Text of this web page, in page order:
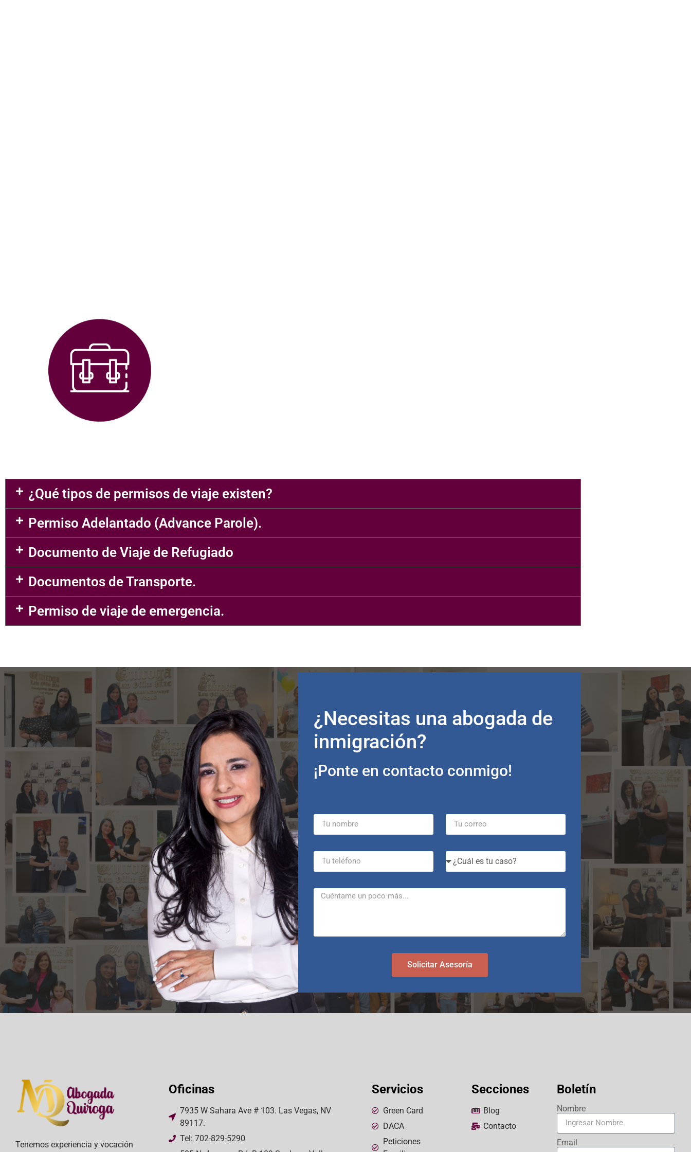
¿Qué tipos de permisos de viaje existen?
Permiso Adelantado (Advance Parole).
Documento de Viaje de Refugiado
Documentos de Transporte.
Permiso de viaje de emergencia.
¿Necesitas una abogada de
inmigración?
¡Ponte en contacto conmigo!
Solicitar Asesoría
Tenemos experiencia y vocación
Oficinas
7935 W Sahara Ave # 103. Las Vegas, NV
89117.
Tel: 702-829-5290
Servicios
Green Card
DACA
Peticiones
Secciones
Blog
Contacto
Boletín
Nombre
Email